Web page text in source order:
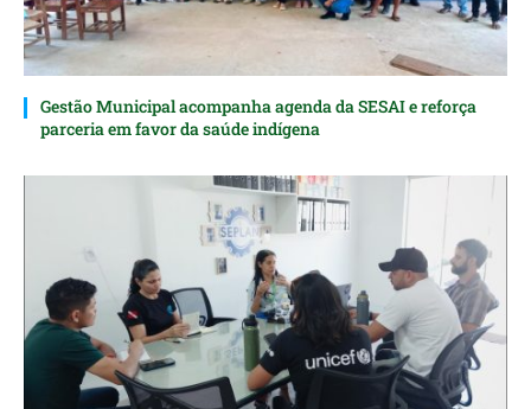
Gestão Municipal acompanha agenda da SESAI e reforça
parceria em favor da saúde indígena